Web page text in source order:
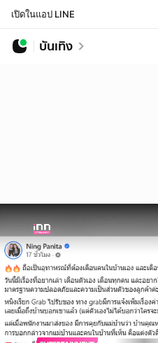
เปิดในแอป LINE
บันเทิง